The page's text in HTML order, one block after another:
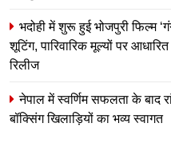
भदोही में शुरू हुई भोजपुरी फिल्म
शूटिंग, पारिवारिक मूल्यों पर
रिलीज
नेपाल में स्वर्णिम सफलता के बाद
बॉक्सिंग खिलाड़ियों का भव्य स्वागत